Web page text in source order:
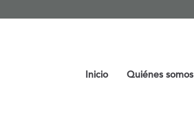
Inicio Quiénes somos